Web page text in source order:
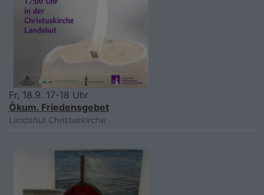
Fr, 18.9. 17-18 Uhr
Ökum. Friedensgebet
Landshut Christuskirche